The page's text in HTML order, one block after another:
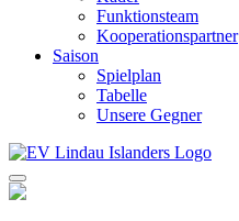
Funktionsteam
Kooperationspartner
Saison
Spielplan
Tabelle
Unsere Gegner